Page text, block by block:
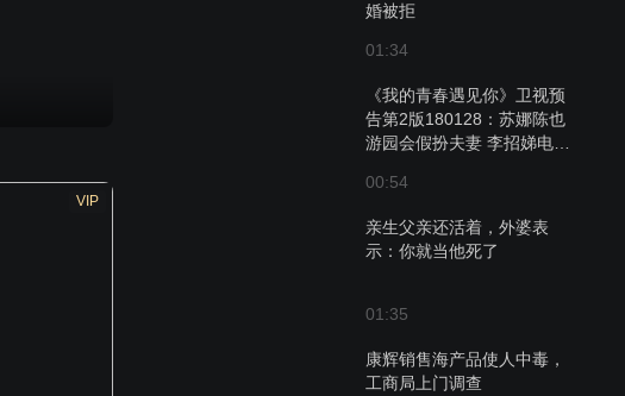
婚被拒
01:34
《我的青春遇见你》卫视预
告第2版180128：苏娜陈也
游园会假扮夫妻 李招娣电话
00:54
亲生父亲还活着，外婆表
示：你就当他死了
01:35
康辉销售海产品使人中毒，
工商局上门调查
VIP